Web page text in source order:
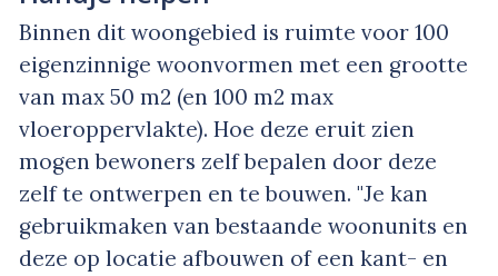
Binnen dit woongebied is ruimte voor 100
eigenzinnige woonvormen met een grootte
van max 50 m2 (en 100 m2 max
vloeroppervlakte). Hoe deze eruit zien
mogen bewoners zelf bepalen door deze
zelf te ontwerpen en te bouwen. "Je kan
gebruikmaken van bestaande woonunits en
deze op locatie afbouwen of een kant- en